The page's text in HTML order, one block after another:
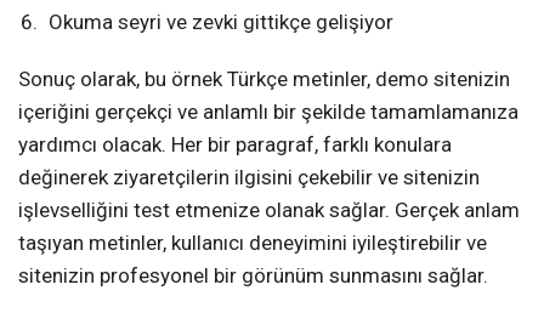
Okuma seyri ve zevki gittikçe gelişiyor
Sonuç olarak, bu örnek Türkçe metinler, demo sitenizin
içeriğini gerçekçi ve anlamlı bir şekilde tamamlamanıza
yardımcı olacak. Her bir paragraf, farklı konulara
değinerek ziyaretçilerin ilgisini çekebilir ve sitenizin
işlevselliğini test etmenize olanak sağlar. Gerçek anlam
taşıyan metinler, kullanıcı deneyimini iyileştirebilir ve
sitenizin profesyonel bir görünüm sunmasını sağlar.